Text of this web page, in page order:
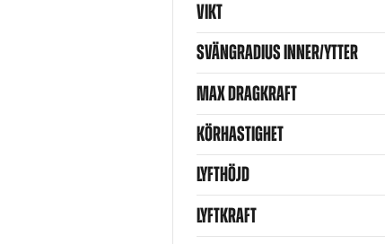
VIKT
SVÄNGRADIUS INNER/YTTER
MAX DRAGKRAFT
KÖRHASTIGHET
LYFTHÖJD
LYFTKRAFT